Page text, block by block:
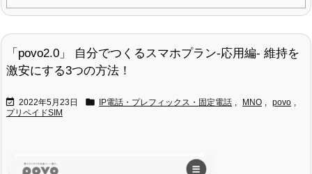
「povo2.0」 自分でつくるスマホプラン-応用編- 維持を
激安にする3つの方法！
 2022年5月23日  IP電話・プレフィックス・固定電話 MNO povo
プリペイドSIM